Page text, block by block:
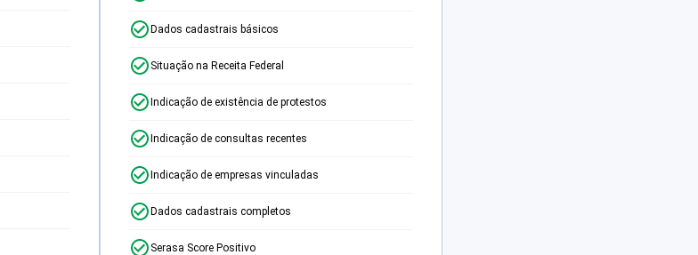
Dados cadastrais básicos
Situação na Receita Federal
Indicação de existência de protestos
Indicação de consultas recentes
Indicação de empresas vinculadas
Dados cadastrais completos
Serasa Score Positivo